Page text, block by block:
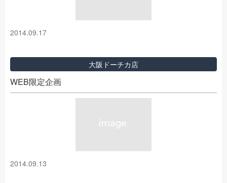
2014.09.17
大阪ドーチカ店
WEB限定企画
2014.09.13